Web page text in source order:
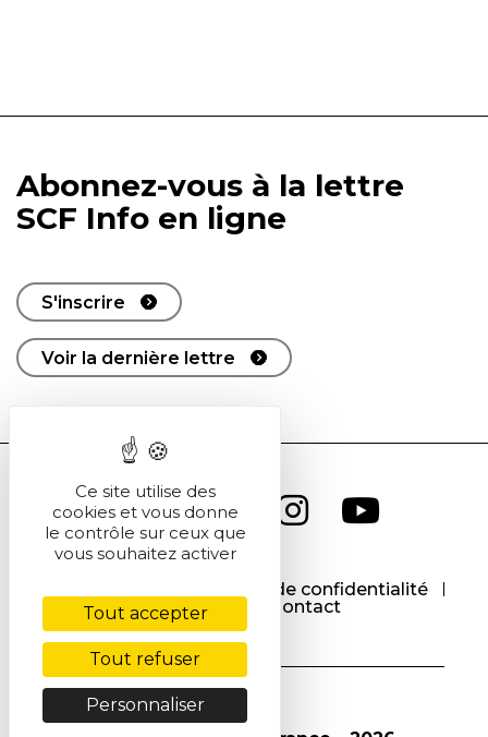
Abonnez-vous à la lettre
SCF Info en ligne
S'inscrire
Voir la dernière lettre
Politique de confidentialité
Cookies
Contact
Ce site utilise des
cookies et vous donne
le contrôle sur ceux que
vous souhaitez activer
Tout accepter
Tout refuser
Personnaliser